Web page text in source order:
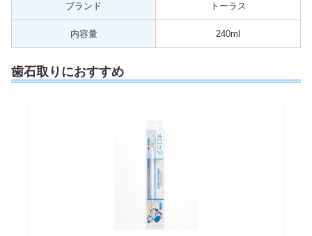
ブランド トーラス
内容量 240ml
歯石取りにおすすめ